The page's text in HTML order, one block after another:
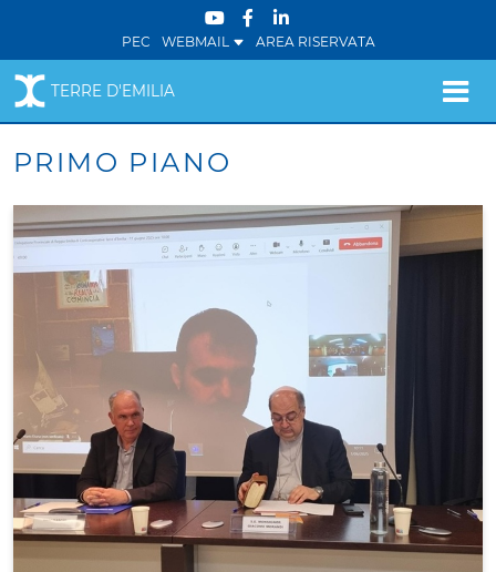
PEC WEBMAIL AREA RISERVATA
TERRE D'EMILIA
PRIMO PIANO